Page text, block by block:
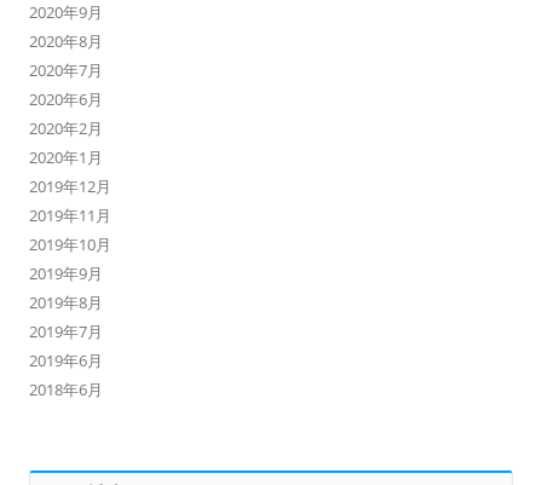
2020年9月
2020年8月
2020年7月
2020年6月
2020年2月
2020年1月
2019年12月
2019年11月
2019年10月
2019年9月
2019年8月
2019年7月
2019年6月
2018年6月